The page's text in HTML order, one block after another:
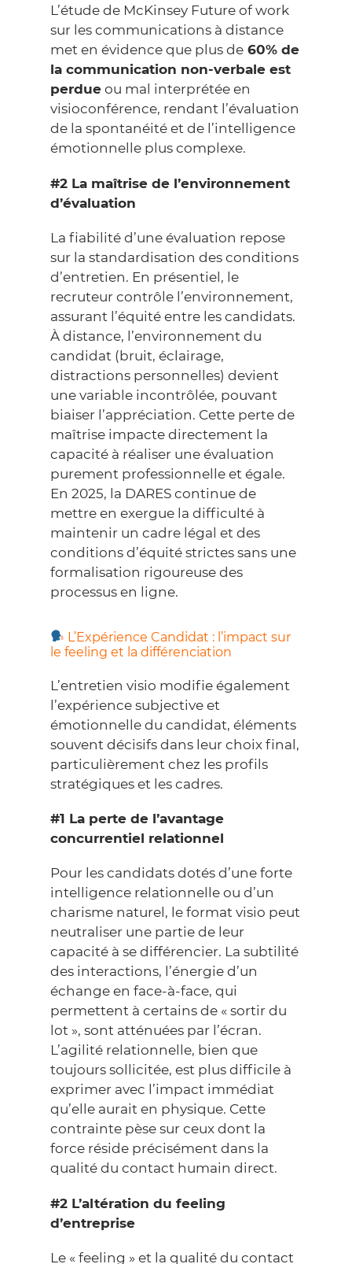
L’étude de McKinsey Future of work
sur les communications à distance
met en évidence que plus de 60% de
la communication non-verbale est
perdue ou mal interprétée en
visioconférence, rendant l’évaluation
de la spontanéité et de l’intelligence
émotionnelle plus complexe.
#2 La maîtrise de l’environnement
d’évaluation
La fiabilité d’une évaluation repose
sur la standardisation des conditions
d’entretien. En présentiel, le
recruteur contrôle l’environnement,
assurant l’équité entre les candidats.
À distance, l’environnement du
candidat (bruit, éclairage,
distractions personnelles) devient
une variable incontrôlée, pouvant
biaiser l’appréciation. Cette perte de
maîtrise impacte directement la
capacité à réaliser une évaluation
purement professionnelle et égale.
En 2025, la DARES continue de
mettre en exergue la difficulté à
maintenir un cadre légal et des
conditions d’équité strictes sans une
formalisation rigoureuse des
processus en ligne.
L’Expérience Candidat : l’impact sur
le feeling et la différenciation
L’entretien visio modifie également
l’expérience subjective et
émotionnelle du candidat, éléments
souvent décisifs dans leur choix final,
particulièrement chez les profils
stratégiques et les cadres.
#1 La perte de l’avantage
concurrentiel relationnel
Pour les candidats dotés d’une forte
intelligence relationnelle ou d’un
charisme naturel, le format visio peut
neutraliser une partie de leur
capacité à se différencier. La subtilité
des interactions, l’énergie d’un
échange en face-à-face, qui
permettent à certains de « sortir du
lot », sont atténuées par l’écran.
L’agilité relationnelle, bien que
toujours sollicitée, est plus difficile à
exprimer avec l’impact immédiat
qu’elle aurait en physique. Cette
contrainte pèse sur ceux dont la
force réside précisément dans la
qualité du contact humain direct.
#2 L’altération du feeling
d’entreprise
Le « feeling » et la qualité du contact